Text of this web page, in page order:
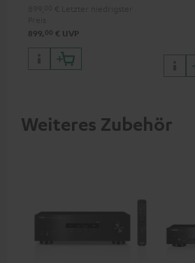
und 1 HDMI Ausgang mit
Unterstützung für 8K, 3D,
HDCP 2.3, HDR10+, ARC/eARC
und Dolby Vision
899, 00 € UVP
Weiteres Zubehör